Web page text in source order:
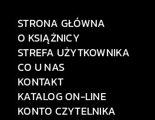
STRONA GŁÓWNA
O KSIĄŻNICY
STREFA UŻYTKOWNIKA
CO U NAS
KONTAKT
KATALOG ON-LINE
KONTO CZYTELNIKA